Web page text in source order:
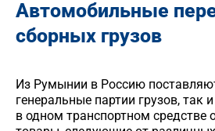
Автомобильные
сборных грузов
Из Румынии в Россию
генеральные партии грузов, так
в одном транспортном средстве